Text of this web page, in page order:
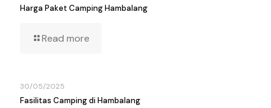
Harga Paket Camping Hambalang
Read more
30/05/2025
Fasilitas Camping di Hambalang